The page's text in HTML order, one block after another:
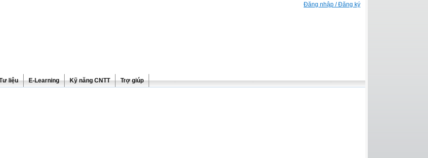
Đăng nhập / Đăng ký
liệu E-Learning Kỹ năng CNTT Trợ giúp